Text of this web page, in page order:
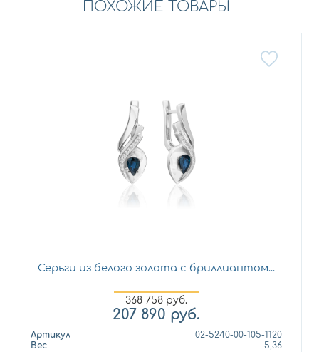
ПОХОЖИЕ ТОВАРЫ
Серьги из белого золота с бриллиантом...
368 758руб.
207 890 руб.
Артикул
02-5240-00-105-1120
Вес
5,36